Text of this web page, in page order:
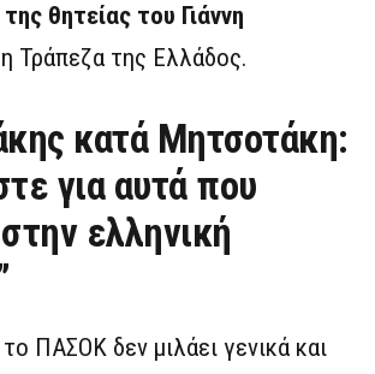
θητείας του Γιάννη
Τράπεζα της Ελλάδος.
κατά Μητσοτάκη:
για αυτά που
ελληνική
ΠΑΣΟΚ δεν μιλάει γενικά και